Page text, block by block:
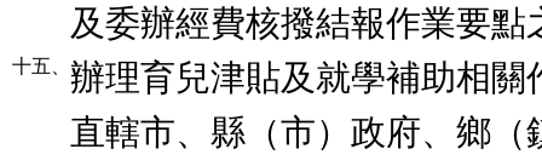
及委辦經費核撥結報作業要點
十五、 辦理育兒津貼及就學補助相關
直轄市、縣（市）政府、鄉